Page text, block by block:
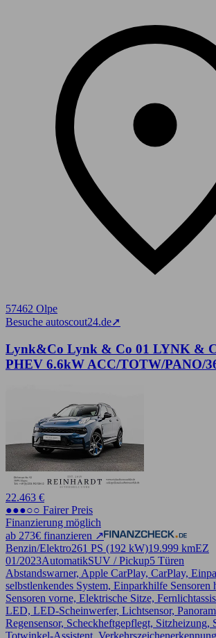
57462 Olpe
Besuche autoscout24.de➚
Lynk&Co Lynk & Co 01 LYNK &
PHEV 6.6kW ACC/TOTW/PANO/
22.463 €
●●●○○ Fairer Preis
Finanzierung möglich
ab 273€ finanzieren ↗
Benzin/Elektro261 PS (192 kW)19.999 kmEZ
01/2023AutomatikSUV / Pickup5 Türen
Abstandswarner, Apple CarPlay, CarPlay,
selbstlenkendes System, Einparkhilfe
Sensoren vorne, Elektrische Sitze,
LED, LED-Scheinwerfer, Lichtsensor,
Regensensor, Scheckheftgepflegt, Sitzheizung,